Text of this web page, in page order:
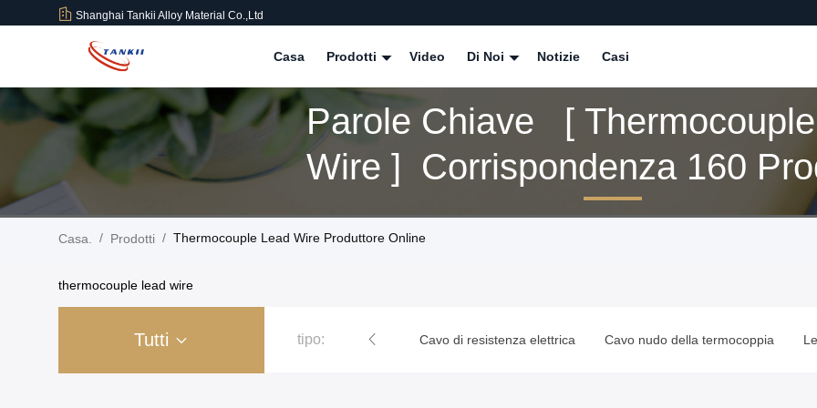
Shanghai Tankii Alloy Material Co.,Ltd
Casa Prodotti Video Di Noi Notizie Casi
Parole Chiave [
Wire ] Corrispondenza 160
Casa. / Prodotti / Thermocouple Lead Wire Produttore Online
thermocouple lead wire
Tutti tipo:
Rame nichel Alloy Wire Cavo di resistenza elettrica Cavo nudo della termocoppia